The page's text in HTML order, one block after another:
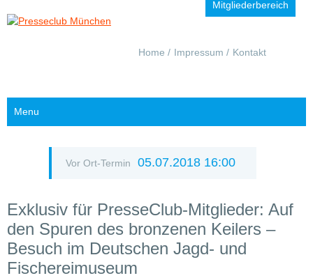
Mitgliederbereich
Navigation
Home Impressum Kontakt
Menu
Vor Ort-Termin 05.07.2018 16:00
Exklusiv für PresseClub-Mitglieder: Auf
den Spuren des bronzenen Keilers –
Besuch im Deutschen Jagd- und
Fischereimuseum